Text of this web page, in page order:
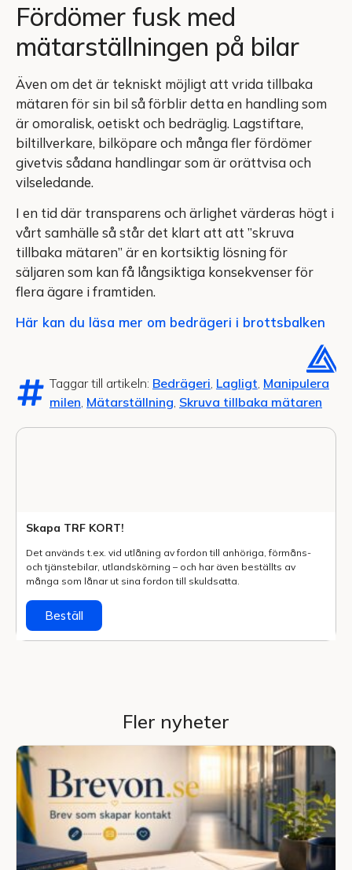
Fördömer fusk med
mätarställningen på bilar
Även om det är tekniskt möjligt att vrida tillbaka
mätaren för sin bil så förblir detta en handling som
är omoralisk, oetiskt och bedräglig. Lagstiftare,
biltillverkare, bilköpare och många fler fördömer
givetvis sådana handlingar som är orättvisa och
vilseledande.
I en tid där transparens och ärlighet värderas högt i
vårt samhälle så står det klart att att ”skruva
tillbaka mätaren” är en kortsiktig lösning för
säljaren som kan få långsiktiga konsekvenser för
flera ägare i framtiden.
Här kan du läsa mer om bedrägeri i brottsbalken
Taggar till artikeln: Bedrägeri Lagligt Manipulera
milen Mätarställning Skruva tillbaka mätaren
Skapa TRF KORT!
Det används t.ex. vid utlåning av fordon till anhöriga, förmåns-
och tjänstebilar, utlands­körning – och har även beställts av
många som lånar ut sina fordon till skuldsatta.
Beställ
Fler nyheter